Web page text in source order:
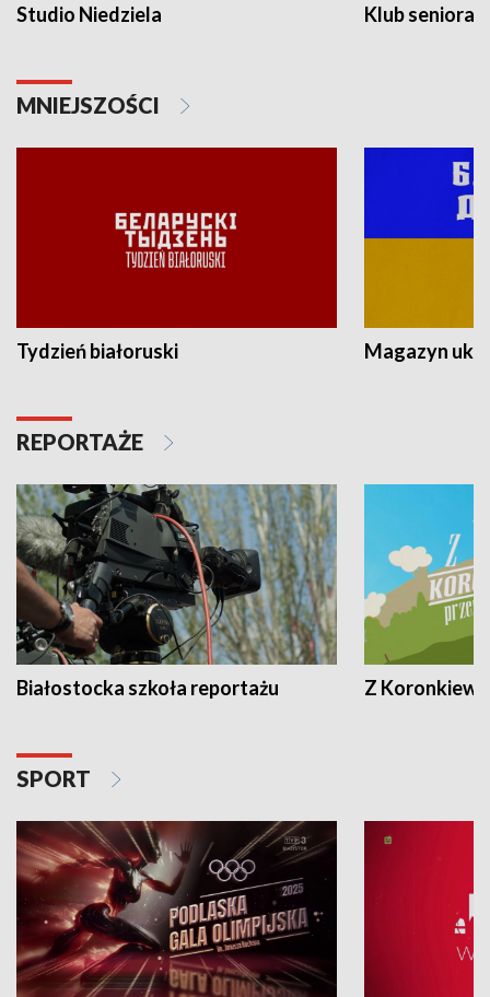
Studio Niedziela Klub seniora
MNIEJSZOŚCI
Tydzień białoruski Magazyn
REPORTAŻE
Białostocka szkoła reportażu Z
SPORT